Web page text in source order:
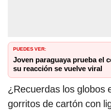
PUEDES VER:
Joven paraguaya prueba el
su reacción se vuelve viral
¿Recuerdas los globos
gorritos de cartón con